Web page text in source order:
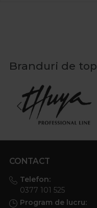
Branduri de top
CONTACT
Telefon:
0377 101 525
Program de lucru: